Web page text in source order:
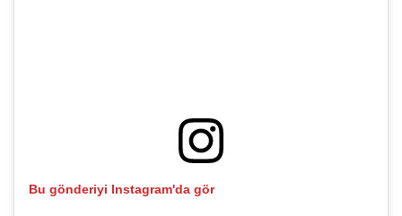
Bu gönderiyi Instagram'da gör